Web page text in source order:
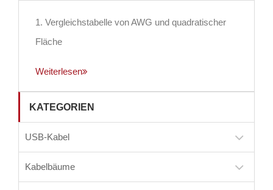
1. Vergleichstabelle von AWG und quadratischer
Fläche
Weiterlesen
KATEGORIEN
USB-Kabel
Kabelbäume